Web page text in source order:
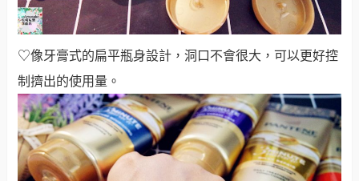
♡像牙膏式的扁平瓶身設計，洞口不會很大，可以更好控
制擠出的使用量。